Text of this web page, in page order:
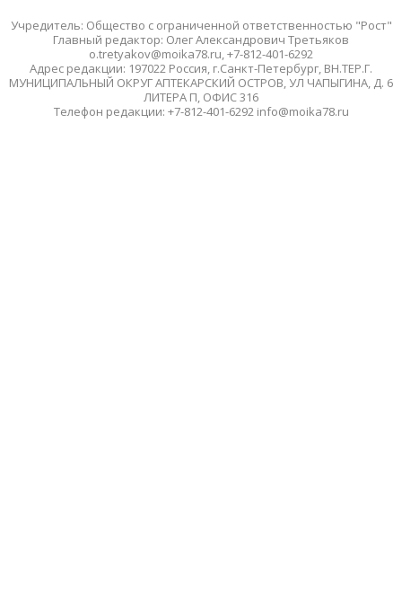
Учредитель: Общество с ограниченной ответственностью "Рост"
Главный редактор: Олег Александрович Третьяков
o.tretyakov@moika78.ru, +7-812-401-6292
Адрес редакции: 197022 Россия, г.Санкт-Петербург, ВН.ТЕР.Г.
МУНИЦИПАЛЬНЫЙ ОКРУГ АПТЕКАРСКИЙ ОСТРОВ, УЛ ЧАПЫГИНА, Д. 6
ЛИТЕРА П, ОФИС 316
Телефон редакции: +7-812-401-6292 info@moika78.ru